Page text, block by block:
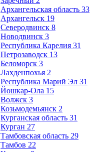
Архангельская область 33
Архангельск 19
Северодвинск 8
Новодвинск 3
Республика Карелия 31
Петрозаводск 13
Беломорск 3
Лахденпохья 2
Республика Марий Эл 31
Йошкар-Ола 15
Волжск 3
Козьмодемьянск 2
Курганская область 31
Курган 27
Тамбовская область 29
Тамбов 22